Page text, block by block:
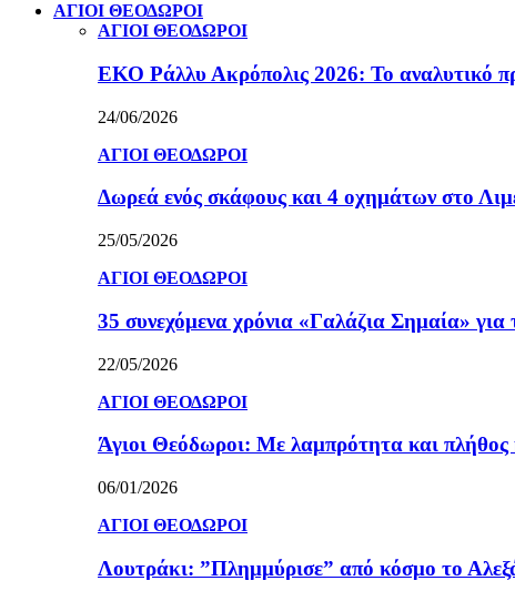
ΑΓΙΟΙ ΘΕΟΔΩΡΟΙ
ΑΓΙΟΙ ΘΕΟΔΩΡΟΙ
ΕΚΟ Ράλλυ Ακρόπολις 2026: Το αναλυτικό
24/06/2026
ΑΓΙΟΙ ΘΕΟΔΩΡΟΙ
Δωρεά ενός σκάφους και 4 οχημάτων στο
25/05/2026
ΑΓΙΟΙ ΘΕΟΔΩΡΟΙ
35 συνεχόμενα χρόνια «Γαλάζια Σημαία»
22/05/2026
ΑΓΙΟΙ ΘΕΟΔΩΡΟΙ
Άγιοι Θεόδωροι: Με λαμπρότητα και
06/01/2026
ΑΓΙΟΙ ΘΕΟΔΩΡΟΙ
Λουτράκι: ”Πλημμύρισε” από κόσμο το